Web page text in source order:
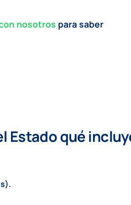
nosotros para saber
Estado qué